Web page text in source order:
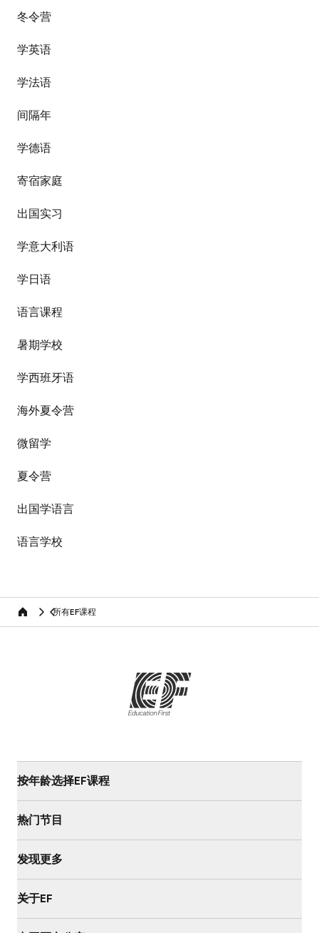
冬令营
学英语
学法语
间隔年
学德语
寄宿家庭
出国实习
学意大利语
学日语
语言课程
暑期学校
学西班牙语
海外夏令营
微留学
夏令营
出国学语言
语言学校
home 所有EF课程
按年龄选择EF课程
热门节目
发现更多
关于EF